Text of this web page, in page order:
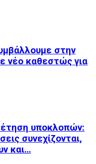
στην
νέο καθεστώς για
υποκλοπών:
συνεχίζονται,
και…